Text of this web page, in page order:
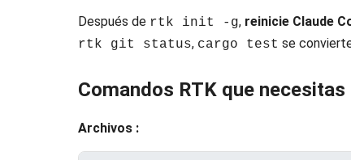
Después de rtk init -g, reinicie Claude
rtk git status, cargo test se
Comandos RTK que
Archivos :